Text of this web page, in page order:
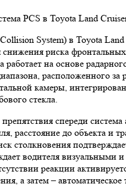
System) в Toyota
снижения риска фронтальных
на основе
расположенного за
камеры,
стекла.
спереди система
расстояние до объекта и
столкновения
водителя визуальными
реакции
а затем – автоматическое